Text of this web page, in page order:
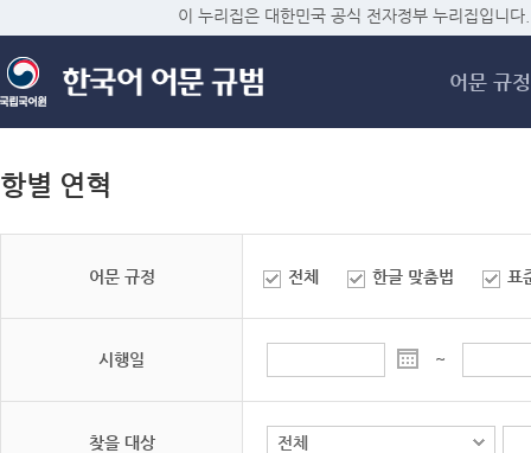
메
이 누리집은 대한민국 공식 전자정부 누리집입니다.
어문 규정
항별 연혁
어문 규정 전체 한글 맞춤법 표
시행일 ~
찾을 대상